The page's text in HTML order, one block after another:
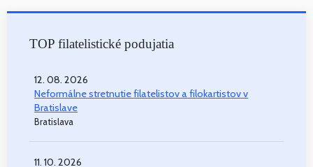
TOP filatelistické podujatia
12. 08. 2026
Neformálne stretnutie filatelistov a filokartistov v
Bratislave
Bratislava
11. 10. 2026